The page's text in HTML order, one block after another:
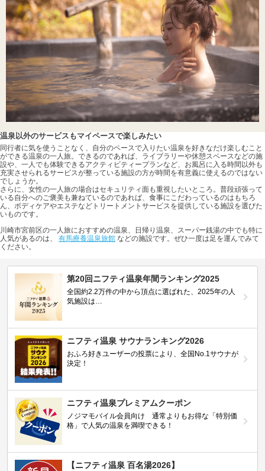
温泉以外のサービスもマイペースで楽しみたい
同行者に気を使うことなく、自分のペースで入りたい温泉を好きなだけ楽しむこと
ができる温泉の一人旅。できるのであれば、ライブラリーや休憩スペースなどの施
設や、一人でも体験できるアクティビティープランなど、お風呂に入る時間以外も
充実させられるサービスが整っている施設の方が時間を有意義に使えるのではない
でしょうか。
さらに、女性の一人旅の場合はセキュリティ面も重視したいところ。普段頑張って
いる自分へのご褒美も兼ねているのであれば、食事にこだわっているのはもちろ
ん、ボディケアやエステなどトリートメントサービスを提供している施設を選びた
いものです。
川崎市宮前区の一人旅におすすめの温泉、日帰り温泉、スーパー銭湯の中でも特に
人気があるのは、 有馬療養温泉旅館 などの施設です。ぜひ一度は足を運んでみて
ください。
第20回ニフティ温泉年間ランキング2025
全国約2.2万件の中から頂点に選ばれた、2025年の人
気施設は…
ニフティ温泉 サウナランキング2026
おふろ好きユーザーの投票により、全国No.1サウナが
決定！
ニフティ温泉プレミアムクーポン
ノジマモバイル会員向け 通常よりもお得な「特別価
格」で人気の温泉を満喫できる！
【ニフティ温泉 百名湯2026】